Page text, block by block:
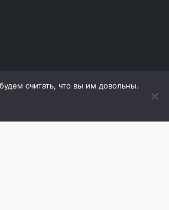
считать, что вы им довольны.